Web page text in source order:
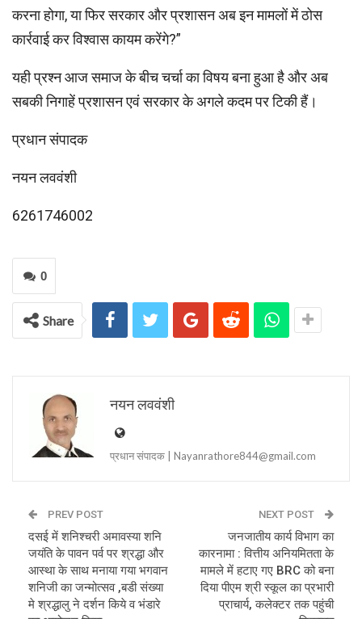
करना होगा, या फिर सरकार और प्रशासन अब इन मामलों में ठोस
कार्रवाई कर विश्वास कायम करेंगे?”
यही प्रश्न आज समाज के बीच चर्चा का विषय बना हुआ है और अब
सबकी निगाहें प्रशासन एवं सरकार के अगले कदम पर टिकी हैं।
प्रधान संपादक
नयन लववंशी
6261746002
0
Share
नयन लववंशी
प्रधान संपादक | Nayanrathore844@gmail.com
PREV POST
दसई में शनिश्चरी अमावस्या शनि
जयंति के पावन पर्व पर श्रद्धा और
आस्था के साथ मनाया गया भगवान
शनिजी का जन्मोत्सव ,बडी संख्या
मे श्रद्धालु ने दर्शन किये व भंडारे
NEXT POST
जनजातीय कार्य विभाग का
कारनामा : वित्तीय अनियमितता के
मामले में हटाए गए BRC को बना
दिया पीएम श्री स्कूल का प्रभारी
प्राचार्य, कलेक्टर तक पहुंची